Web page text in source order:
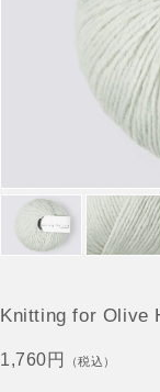
Knitting for Olive
1,760円 （税込）